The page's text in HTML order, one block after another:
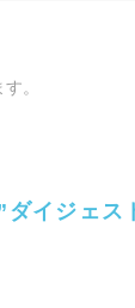
。
イジェス